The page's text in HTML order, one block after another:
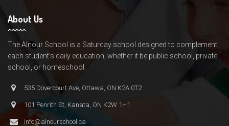
About Us
The Alnour School is a Saturday school designed to complement
each student’s daily education, whether it be public school, private
school, or homeschool.
535 Dovercourt Ave, Ottawa, ON K2A 0T2
101 Penrith St, Kanata, ON K2W 1H1
info@alnourschool.ca